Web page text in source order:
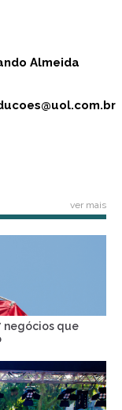
Almeida
ver mais
negócios que